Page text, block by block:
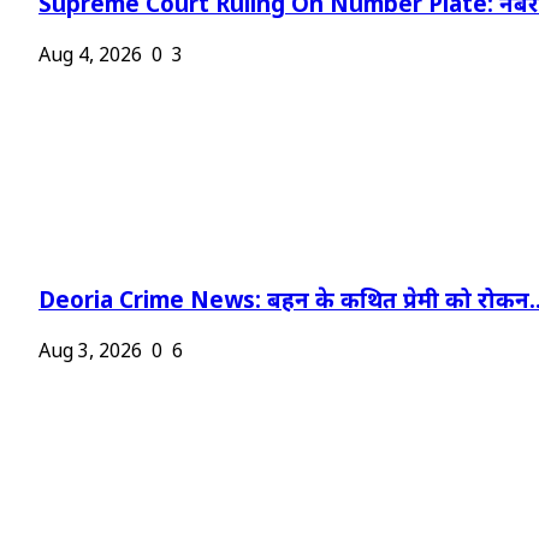
Supreme Court Ruling On Number Plate:
Aug 4, 2026 0 3
Deoria Crime News: बहन के कथित प्रेमी को
Aug 3, 2026 0 6